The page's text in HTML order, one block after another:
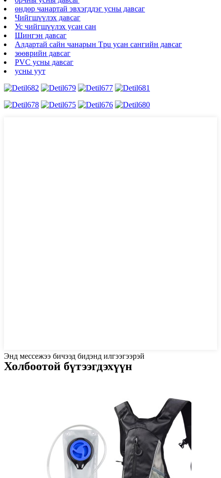
өндөр чанартай эвхэгддэг усны давсаг
Чийгшүүлэх давсаг
Ус чийгшүүлэх усан сан
Шингэн давсаг
Алдартай сайн чанарын Tpu усан сангийн давсаг
зөөврийн давсаг
PVC усны давсаг
усны уут
Энд мессежээ бичээд бидэнд илгээгээрэй
Холбоотой бүтээгдэхүүн